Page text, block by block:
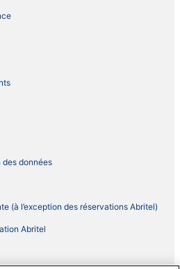
données
(à l’exception des réservations Abritel)
Abritel